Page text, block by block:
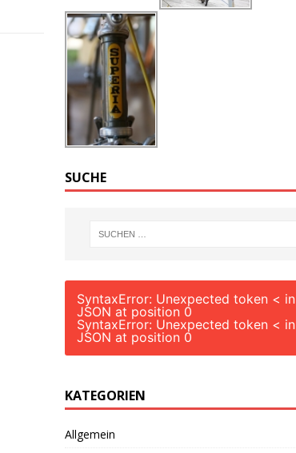
SUCHE
SyntaxError: Unexpected token < in
JSON at position 0
SyntaxError: Unexpected token < in
JSON at position 0
KATEGORIEN
Allgemein